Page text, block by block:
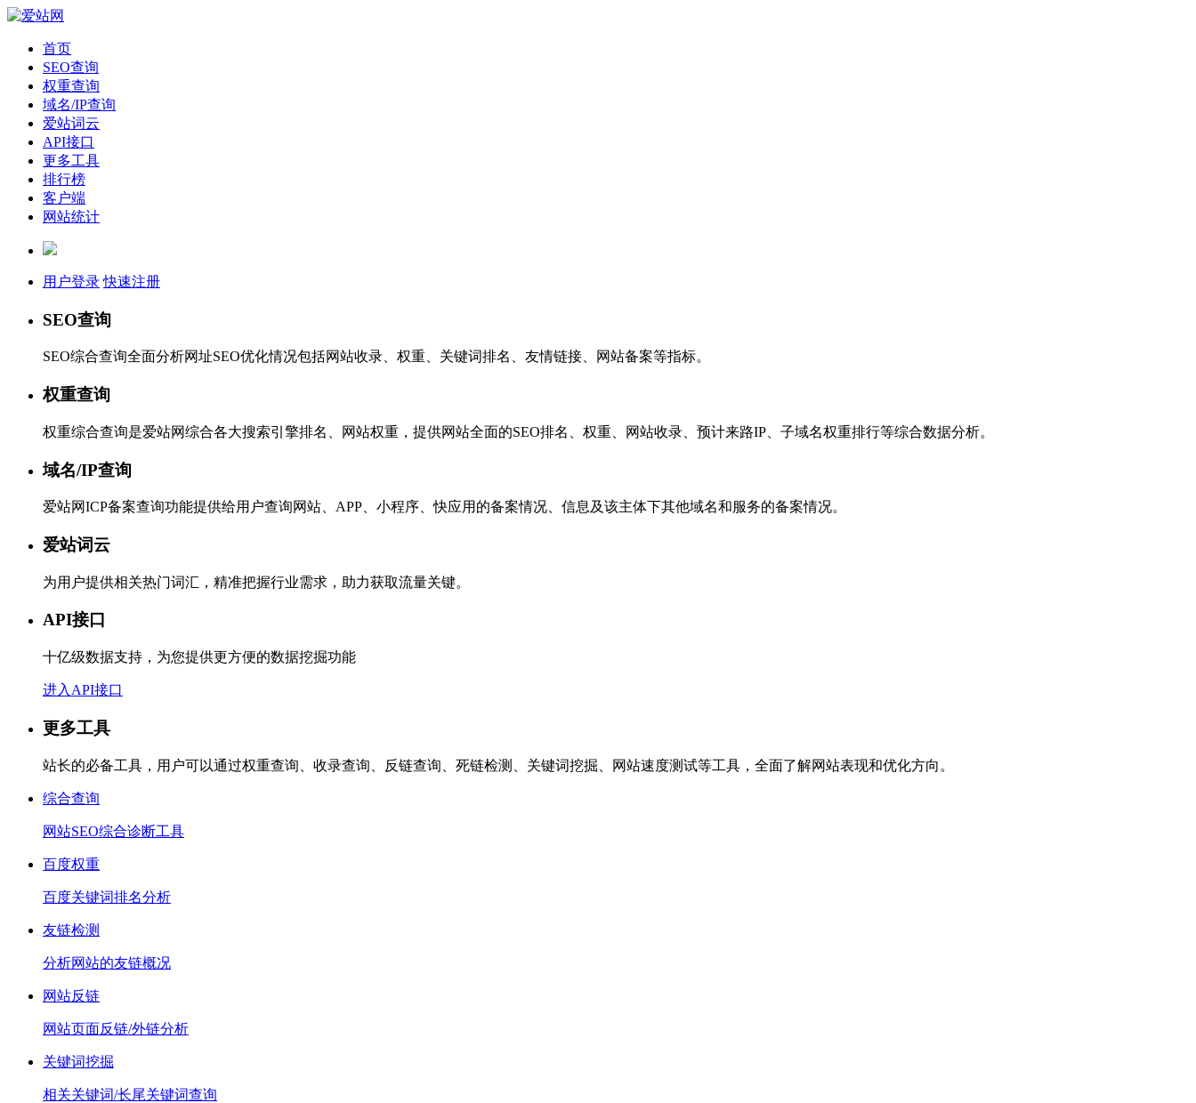
首页
SEO查询
权重查询
域名/IP查询
爱站词云
API接口
更多工具
排行榜
客户端
网站统计
用户登录 快速注册
SEO查询
SEO综合查询全面分析网址SEO优化情况包括网站收录、权重、关键词排名、友情链接、网站备案等指标。
权重查询
权重综合查询是爱站网综合各大搜索引擎排名、网站权重，提供网站全面的SEO排名、权重、网站收录、预计来路IP、子域名权重排行等综合数据分析。
域名/IP查询
爱站网ICP备案查询功能提供给用户查询网站、APP、小程序、快应用的备案情况、信息及该主体下其他域名和服务的备案情况。
爱站词云
为用户提供相关热门词汇，精准把握行业需求，助力获取流量关键。
API接口
十亿级数据支持，为您提供更方便的数据挖掘功能
进入API接口
更多工具
站长的必备工具，用户可以通过权重查询、收录查询、反链查询、死链检测、关键词挖掘、网站速度测试等工具，全面了解网站表现和优化方向。
综合查询
网站SEO综合诊断工具
百度权重
百度关键词排名分析
友链检测
分析网站的友链概况
网站反链
网站页面反链/外链分析
关键词挖掘
相关关键词/长尾关键词查询